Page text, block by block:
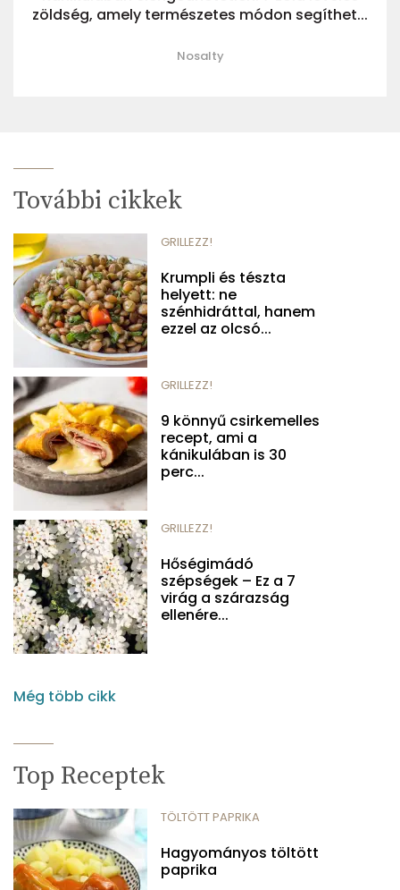
zöldség, amely természetes módon segíthet...
Nosalty
További cikkek
GRILLEZZ!
Krumpli és tészta
helyett: ne
szénhidráttal, hanem
ezzel az olcsó...
GRILLEZZ!
9 könnyű csirkemelles
recept, ami a
kánikulában is 30
perc...
GRILLEZZ!
Hőségimádó
szépségek – Ez a 7
virág a szárazság
ellenére...
Még több cikk
Top Receptek
TÖLTÖTT PAPRIKA
Hagyományos töltött
paprika